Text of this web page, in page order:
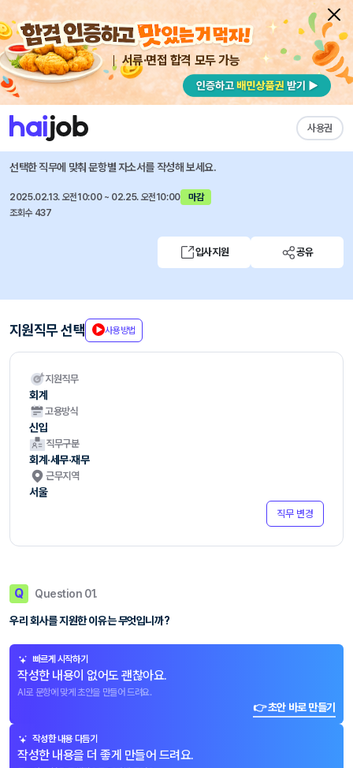
서류·면접 합격 모두 가능
사용권
채용공고 자소서 자유항목 자소서 내 작성목록
서울도시철도그린환경
2025년 사무직 공개채용
선택한 직무에 맞춰 문항별 자소서를 작성해 보세요.
2025.02.13. 오전10:00 ~ 02.25. 오전10:00
마감
조회수 437
입사지원 공유
지원직무 선택 사용방법
지원직무
회계
고용방식
신입
직무구분
회계·세무·재무
근무지역
서울
직무 변경
Q Question 01.
우리 회사를 지원한 이유는 무엇입니까?
빠르게 시작하기
작성한 내용이 없어도 괜찮아요.
AI로 문항에 맞게 초안을 만들어 드려요.
👉 초안 바로 만들기
작성한 내용 다듬기
작성한 내용을 더 좋게 만들어 드려요.